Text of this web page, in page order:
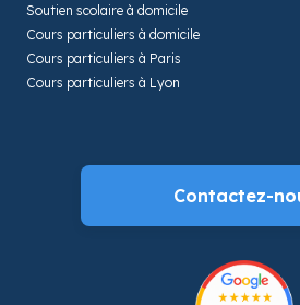
Soutien scolaire à domicile
Cours particuliers à domicile
Cours particuliers à Paris
Cours particuliers à Lyon
Contactez-